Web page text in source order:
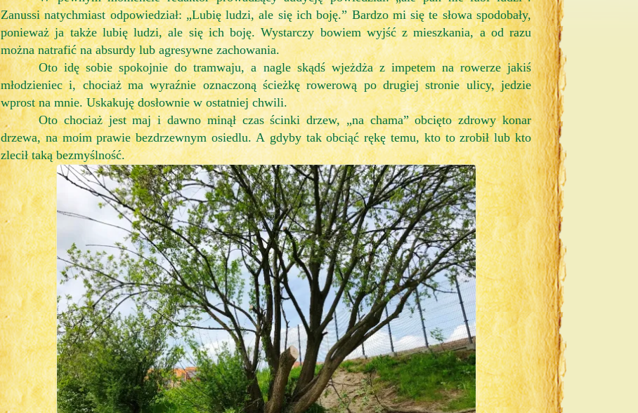
Zanussi natychmiast odpowiedział: „Lubię ludzi, ale się ich boję.” Bardzo mi się te słowa spodobały,
ponieważ ja także lubię ludzi, ale się ich boję. Wystarczy bowiem wyjść z mieszkania, a od razu
można natrafić na absurdy lub agresywne zachowania.
Oto idę sobie spokojnie do tramwaju, a nagle skądś wjeżdża z impetem na rowerze jakiś
młodzieniec i, chociaż ma wyraźnie oznaczoną ścieżkę rowerową po drugiej stronie ulicy, jedzie
wprost na mnie. Uskakuję dosłownie w ostatniej chwili.
Oto chociaż jest maj i dawno minął czas ścinki drzew, „na chama” obcięto zdrowy konar
drzewa, na moim prawie bezdrzewnym osiedlu. A gdyby tak obciąć rękę temu, kto to zrobił lub kto
zlecił taką bezmyślność.